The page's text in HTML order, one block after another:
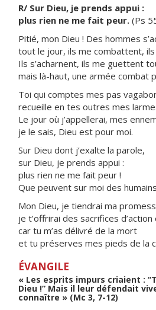
R/ Sur Dieu, je prends appui :
plus rien ne me fait peur. (Ps
Pitié, mon Dieu ! Des hommes
tout le jour, ils me combattent,
Ils s’acharnent, ils me guettent
mais là-haut, une armée combat
Toi qui comptes mes pas
recueille en tes outres mes
Le jour où j’appellerai, mes
je le sais, Dieu est pour moi.
Sur Dieu dont j’exalte la parole,
sur Dieu, je prends appui :
plus rien ne me fait peur !
Que peuvent sur moi des
Mon Dieu, je tiendrai ma
je t’offrirai des sacrifices d’action
car tu m’as délivré de la mort
et tu préserves mes pieds de la
ÉVANGILE
« Les esprits impurs criaient :
Dieu !” Mais il leur défendait
connaître » (Mc 3, 7-12)